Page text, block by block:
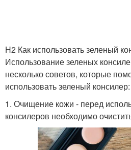
H2 Как использовать зеленый
Использование зеленых
несколько советов, которые
использовать зеленый консилер:
1. Очищение кожи - перед
консилеров необходимо